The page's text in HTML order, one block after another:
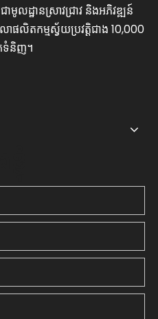
លដ្ឋានស្រាវជ្រាវ និងអភិវឌ្ឍន៍
ផលិតកម្មស្វ័យប្រវត្តិជាង 10,000
ទំនិញ។